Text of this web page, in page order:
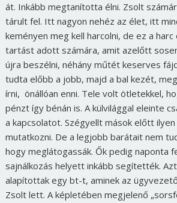
át. Inkább megtanította élni. Zsolt
tárult fel. Itt nagyon nehéz az élet, itt
keményen meg kell harcolni, de ez a
tartást adott számára, amit azelőtt
újra beszélni, néhány műtét keserves
tudta előbb a jobb, majd a bal kezét,
írni, önállóan enni. Tele volt ötletekkel,
pénzt így bénán is. A külvilággal eleinte
a kapcsolatot. Szégyellt mások előtt
mutatkozni. De a legjobb barátait nem
hogy meglátogassák. Ők pedig naponta
sajnálkozás helyett inkább segítették.
alapítottak egy bt-t, aminek az
Zsolt lett. A képletében megjelenő